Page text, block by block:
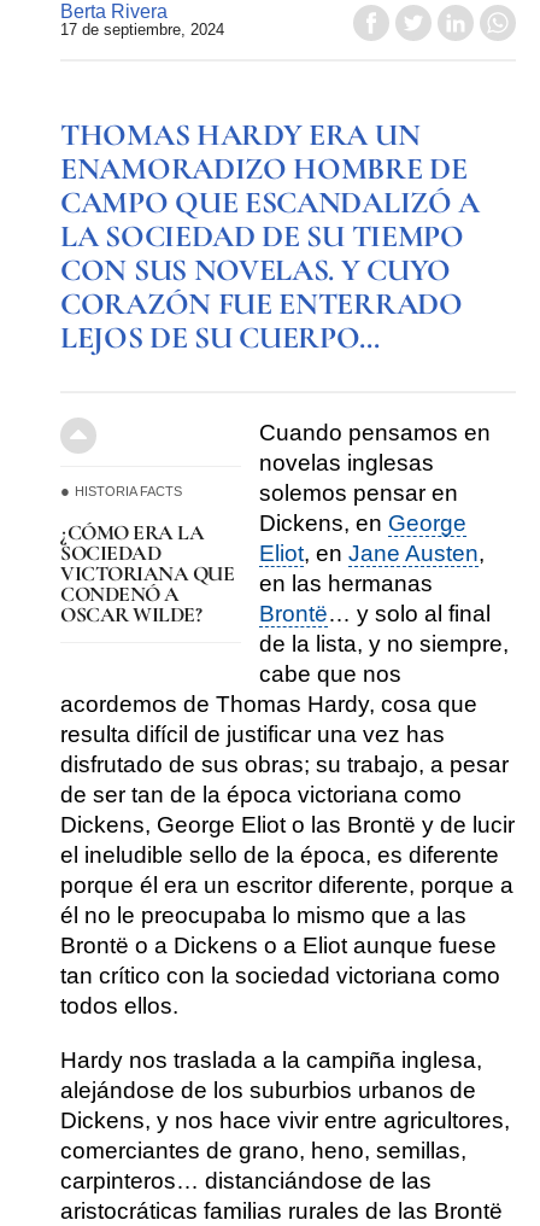
Berta Rivera
17 de septiembre, 2024
THOMAS HARDY ERA UN
ENAMORADIZO HOMBRE DE
CAMPO QUE ESCANDALIZÓ A
LA SOCIEDAD DE SU TIEMPO
CON SUS NOVELAS. Y CUYO
CORAZÓN FUE ENTERRADO
LEJOS DE SU CUERPO…
HISTORIA FACTS
¿CÓMO ERA LA
SOCIEDAD
VICTORIANA QUE
CONDENÓ A
OSCAR WILDE?
Cuando pensamos en
novelas inglesas
solemos pensar en
Dickens, en George
Eliot, en Jane Austen,
en las hermanas
Brontë… y solo al final
de la lista, y no siempre,
cabe que nos
acordemos de Thomas Hardy, cosa que
resulta difícil de justificar una vez has
disfrutado de sus obras; su trabajo, a pesar
de ser tan de la época victoriana como
Dickens, George Eliot o las Brontë y de lucir
el ineludible sello de la época, es diferente
porque él era un escritor diferente, porque a
él no le preocupaba lo mismo que a las
Brontë o a Dickens o a Eliot aunque fuese
tan crítico con la sociedad victoriana como
todos ellos.
Hardy nos traslada a la campiña inglesa,
alejándose de los suburbios urbanos de
Dickens, y nos hace vivir entre agricultores,
comerciantes de grano, heno, semillas,
carpinteros… distanciándose de las
aristocráticas familias rurales de las Brontë